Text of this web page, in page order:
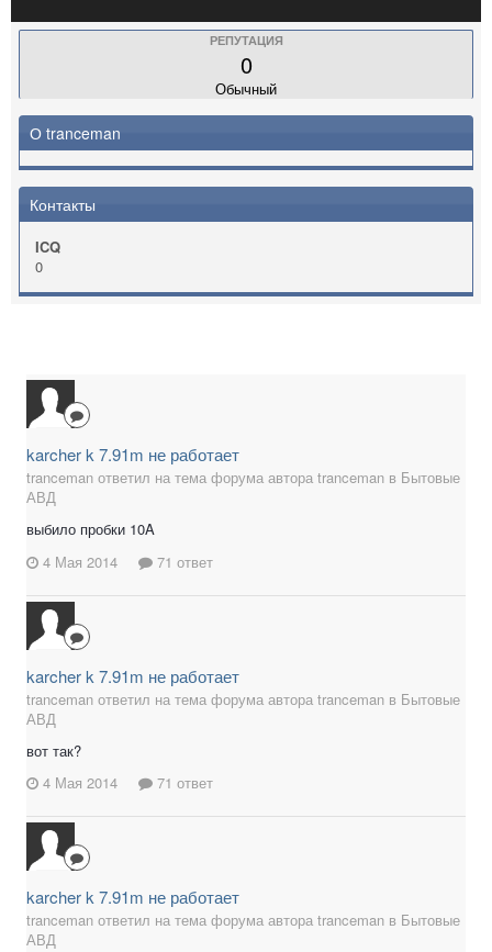
РЕПУТАЦИЯ
0
Обычный
О tranceman
Контакты
ICQ
0
karcher k 7.91m не работает
tranceman ответил на тема форума автора tranceman в Бытовые
АВД
выбило пробки 10A
4 Мая 2014
71 ответ
karcher k 7.91m не работает
tranceman ответил на тема форума автора tranceman в Бытовые
АВД
вот так?
4 Мая 2014
71 ответ
karcher k 7.91m не работает
tranceman ответил на тема форума автора tranceman в Бытовые
АВД